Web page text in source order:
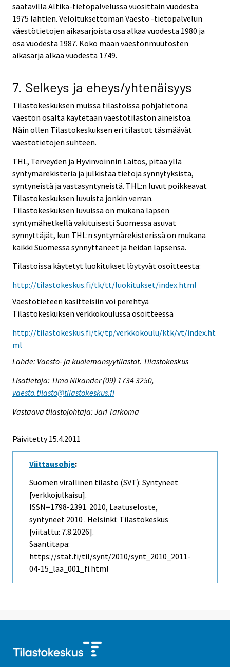
saatavilla Altika-tietopalvelussa vuosittain vuodesta
1975 lähtien. Veloituksettoman Väestö -tietopalvelun
väestötietojen aikasarjoista osa alkaa vuodesta 1980 ja
osa vuodesta 1987. Koko maan väestönmuutosten
aikasarja alkaa vuodesta 1749.
7. Selkeys ja eheys/yhtenäisyys
Tilastokeskuksen muissa tilastoissa pohjatietona
väestön osalta käytetään väestötilaston aineistoa.
Näin ollen Tilastokeskuksen eri tilastot täsmäävät
väestötietojen suhteen.
THL, Terveyden ja Hyvinvoinnin Laitos, pitää yllä
syntymärekisteriä ja julkistaa tietoja synnytyksistä,
syntyneistä ja vastasyntyneistä. THL:n luvut poikkeavat
Tilastokeskuksen luvuista jonkin verran.
Tilastokeskuksen luvuissa on mukana lapsen
syntymähetkellä vakituisesti Suomessa asuvat
synnyttäjät, kun THL:n syntymärekisterissä on mukana
kaikki Suomessa synnyttäneet ja heidän lapsensa.
Tilastoissa käytetyt luokitukset löytyvät osoitteesta:
http://tilastokeskus.fi/tk/tt/luokitukset/index.html
Väestötieteen käsitteisiin voi perehtyä
Tilastokeskuksen verkkokoulussa osoitteessa
http://tilastokeskus.fi/tk/tp/verkkokoulu/ktk/vt/index.ht
ml
Lähde: Väestö- ja kuolemansyytilastot. Tilastokeskus
Lisätietoja: Timo Nikander (09) 1734 3250,
vaesto.tilasto@tilastokeskus.fi
Vastaava tilastojohtaja: Jari Tarkoma
Päivitetty 15.4.2011
Viittausohje:
Suomen virallinen tilasto (SVT): Syntyneet
[verkkojulkaisu].
ISSN=1798-2391. 2010, Laatuseloste,
syntyneet 2010 . Helsinki: Tilastokeskus
[viitattu: 7.8.2026].
Saantitapa:
https://stat.fi/til/synt/2010/synt_2010_2011-
04-15_laa_001_fi.html